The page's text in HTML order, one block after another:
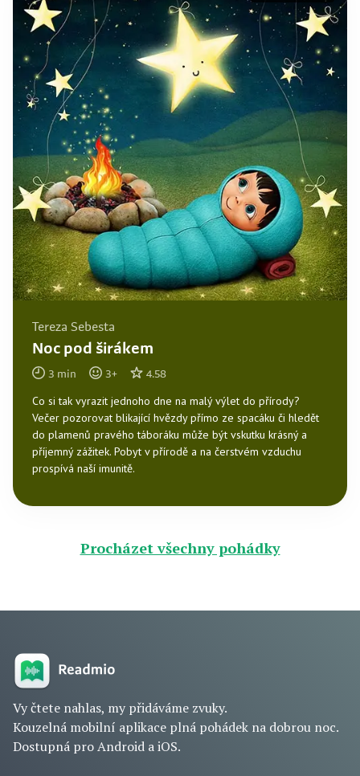
Tereza Sebesta
Noc pod širákem
3 min 3+ 4.58
Co si tak vyrazit jednoho dne na malý výlet do přírody?
Večer pozorovat blikající hvězdy přímo ze spacáku či hledět
do plamenů pravého táboráku může být vskutku krásný a
příjemný zážitek. Pobyt v přírodě a na čerstvém vzduchu
prospívá naší imunitě.
Procházet všechny pohádky
Vy čtete nahlas, my přidáváme zvuky.
Kouzelná mobilní aplikace plná pohádek na dobrou noc.
Dostupná pro Android a iOS.